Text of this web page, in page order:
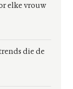
elke vrouw
die de